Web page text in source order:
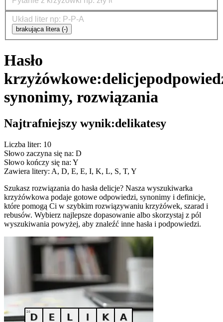
brakująca litera (-)
Hasło
krzyżówkowe:delicje
synonimy, rozwiązania
Najtrafniejszy wynik:delikatesy
Liczba liter: 10
Słowo zaczyna się na: D
Słowo kończy się na: Y
Zawiera litery: A, D, E, E, I, K, L, S, T, Y
Szukasz rozwiązania do hasła delicje? Nasza wyszukiwarka
krzyżówkowa podaje gotowe odpowiedzi, synonimy i definicje,
które pomogą Ci w szybkim rozwiązywaniu krzyżówek, szarad i
rebusów. Wybierz najlepsze dopasowanie albo skorzystaj z pól
wyszukiwania powyżej, aby znaleźć inne hasła i podpowiedzi.